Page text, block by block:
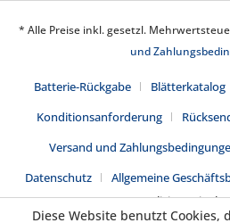
* Alle Preise inkl. gesetzl.
und
Batterie-Rückgabe Blätterkatalog
Konditionsanforderung
Versand und
Datenschutz
Allgemeine
Realisiert mit
Diese Website benutzt Cookies,